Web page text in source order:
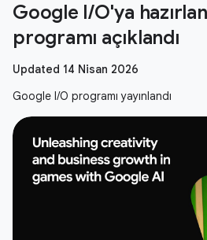
Google I/O'ya
programı açıklandı
Updated 14 Nisan 2026
Google I/O programı yayınlandı